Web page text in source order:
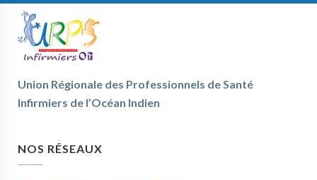
Union Régionale des Professionnels de Santé
Infirmiers de l’Océan Indien
NOS RÉSEAUX